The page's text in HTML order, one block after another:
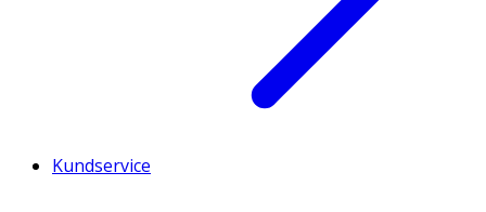
Kundservice